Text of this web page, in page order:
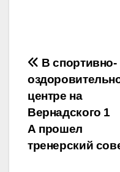
по
записям
В спортивно-
центре на
Вернадского 1
А прошел
тренерский